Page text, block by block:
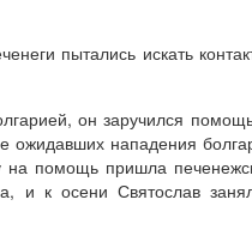
пытались искать
он заручился
ожидавших нападения
помощь пришла
и к осени Святослав